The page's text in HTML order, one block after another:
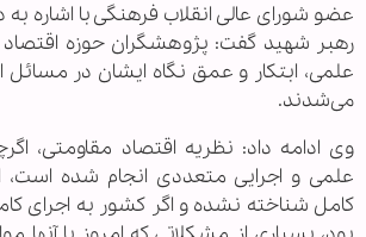
عضو شورای عالی انقلاب فرهنگی با اشاره
رهبر شهید گفت: پژوهشگران حوزه اقتصاد
علمی، ابتکار و عمق نگاه ایشان در
می‌شدند.
وی ادامه داد: نظریه اقتصاد مقاومتی،
علمی و اجرایی متعددی انجام شده است،
کامل شناخته نشده و اگر کشور به اجرای